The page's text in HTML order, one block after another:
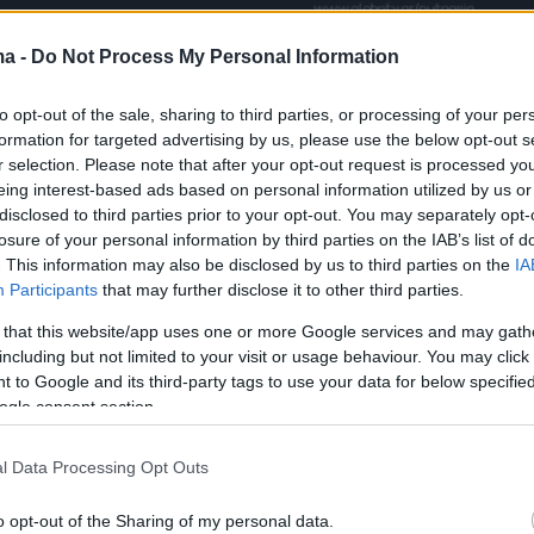
- Do Not Process My Personal Information
opt-out of the sale, sharing to third parties, or processing of your
for targeted advertising by us, please use the below opt-out
selection. Please note that after your opt-out request is processed
interest-based ads based on personal information utilized by us
to third parties prior to your opt-out. You may separately
of your personal information by third parties on the IAB’s list of
This information may also be disclosed by us to third parties on the
Participants that may further disclose it to other third parties.
that this website/app uses one or more Google services and may
but not limited to your visit or usage behaviour. You may
to Google and its third-party tags to use your data for below
consent section.
Data Processing Opt Outs
opt-out of the Sharing of my personal data.
αυτοί οι άνθρωποι που έχουν
κι έχουν γίνει αρωγοί στην διάδοση του
μηνύματος αγάπης. Είναι αυτοί που έγιναν
ενός οργάνου τους, για να δώσουν μία
σε κάποιον που αγαπούν πολύ.
συναντά μεταμοσχευμένους παρέα με
δότες τους και μιλούν για την δύσκολη
χρειάστηκε να πάρουν, αλλά και γι’ αυτό το
λοιπόν, αυτή την εβδομάδα, σας συστήνει